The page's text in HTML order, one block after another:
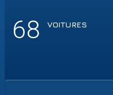
68 VOITURES